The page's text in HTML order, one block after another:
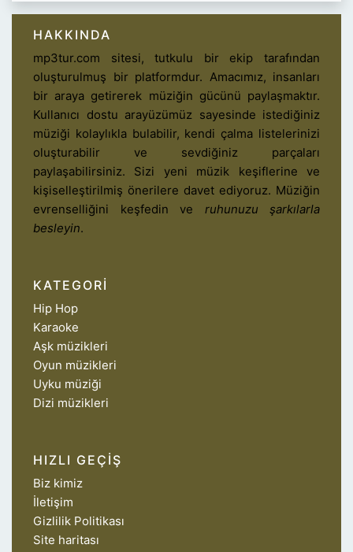
HAKKINDA
mp3tur.com sitesi, tutkulu bir ekip tarafından
oluşturulmuş bir platformdur. Amacımız, insanları
bir araya getirerek müziğin gücünü paylaşmaktır.
Kullanıcı dostu arayüzümüz sayesinde istediğiniz
müziği kolaylıkla bulabilir, kendi çalma listelerinizi
oluşturabilir ve sevdiğiniz parçaları
paylaşabilirsiniz. Sizi yeni müzik keşiflerine ve
kişiselleştirilmiş önerilere davet ediyoruz. Müziğin
evrenselliğini keşfedin ve ruhunuzu şarkılarla
besleyin.
KATEGORI
Hip Hop
Karaoke
Aşk müzikleri
Oyun müzikleri
Uyku müziği
Dizi müzikleri
HIZLI GEÇIŞ
Biz kimiz
İletişim
Gizlilik Politikası
Site haritası